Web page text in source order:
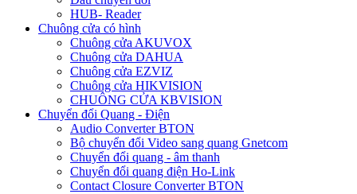
HUB- Reader
Chuông cửa có hình
Chuông cửa AKUVOX
Chuông cửa DAHUA
Chuông cửa EZVIZ
Chuông cửa HIKVISION
CHUÔNG CỬA KBVISION
Chuyển đổi Quang - Điện
Audio Converter BTON
Bộ chuyển đổi Video sang quang Gnetcom
Chuyển đổi quang - âm thanh
Chuyển đổi quang điện Ho-Link
Contact Closure Converter BTON